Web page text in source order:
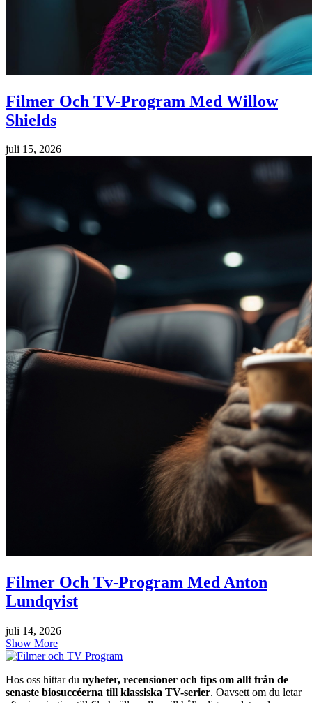
Filmer Och TV-Program Med Willow
Shields
juli 15, 2026
Filmer Och Tv-Program Med Anton
Lundqvist
juli 14, 2026
Show More
Hos oss hittar du nyheter, recensioner och tips om allt från de
senaste biosuccéerna till klassiska TV-serier. Oavsett om du letar